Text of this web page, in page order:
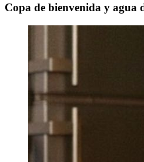
Copa de bienvenida y agua